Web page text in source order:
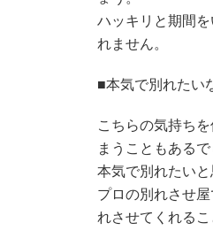
ハッキリと期間
れません。
■本気で別れたい
こちらの気持ち
まうこともあるで
本気で別れたい
プロの別れさせ
れさせてくれるこ